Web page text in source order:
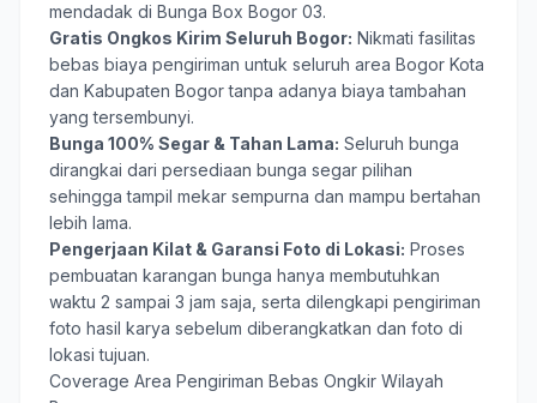
mendadak di Bunga Box Bogor 03.
Gratis Ongkos Kirim Seluruh Bogor: Nikmati fasilitas
bebas biaya pengiriman untuk seluruh area Bogor Kota
dan Kabupaten Bogor tanpa adanya biaya tambahan
yang tersembunyi.
Bunga 100% Segar & Tahan Lama: Seluruh bunga
dirangkai dari persediaan bunga segar pilihan
sehingga tampil mekar sempurna dan mampu bertahan
lebih lama.
Pengerjaan Kilat & Garansi Foto di Lokasi: Proses
pembuatan karangan bunga hanya membutuhkan
waktu 2 sampai 3 jam saja, serta dilengkapi pengiriman
foto hasil karya sebelum diberangkatkan dan foto di
lokasi tujuan.
Coverage Area Pengiriman Bebas Ongkir Wilayah